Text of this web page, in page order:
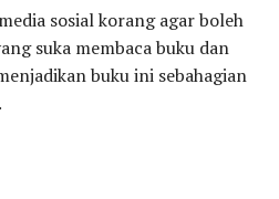
sosial korang agar boleh
suka membaca buku dan
buku ini sebahagian